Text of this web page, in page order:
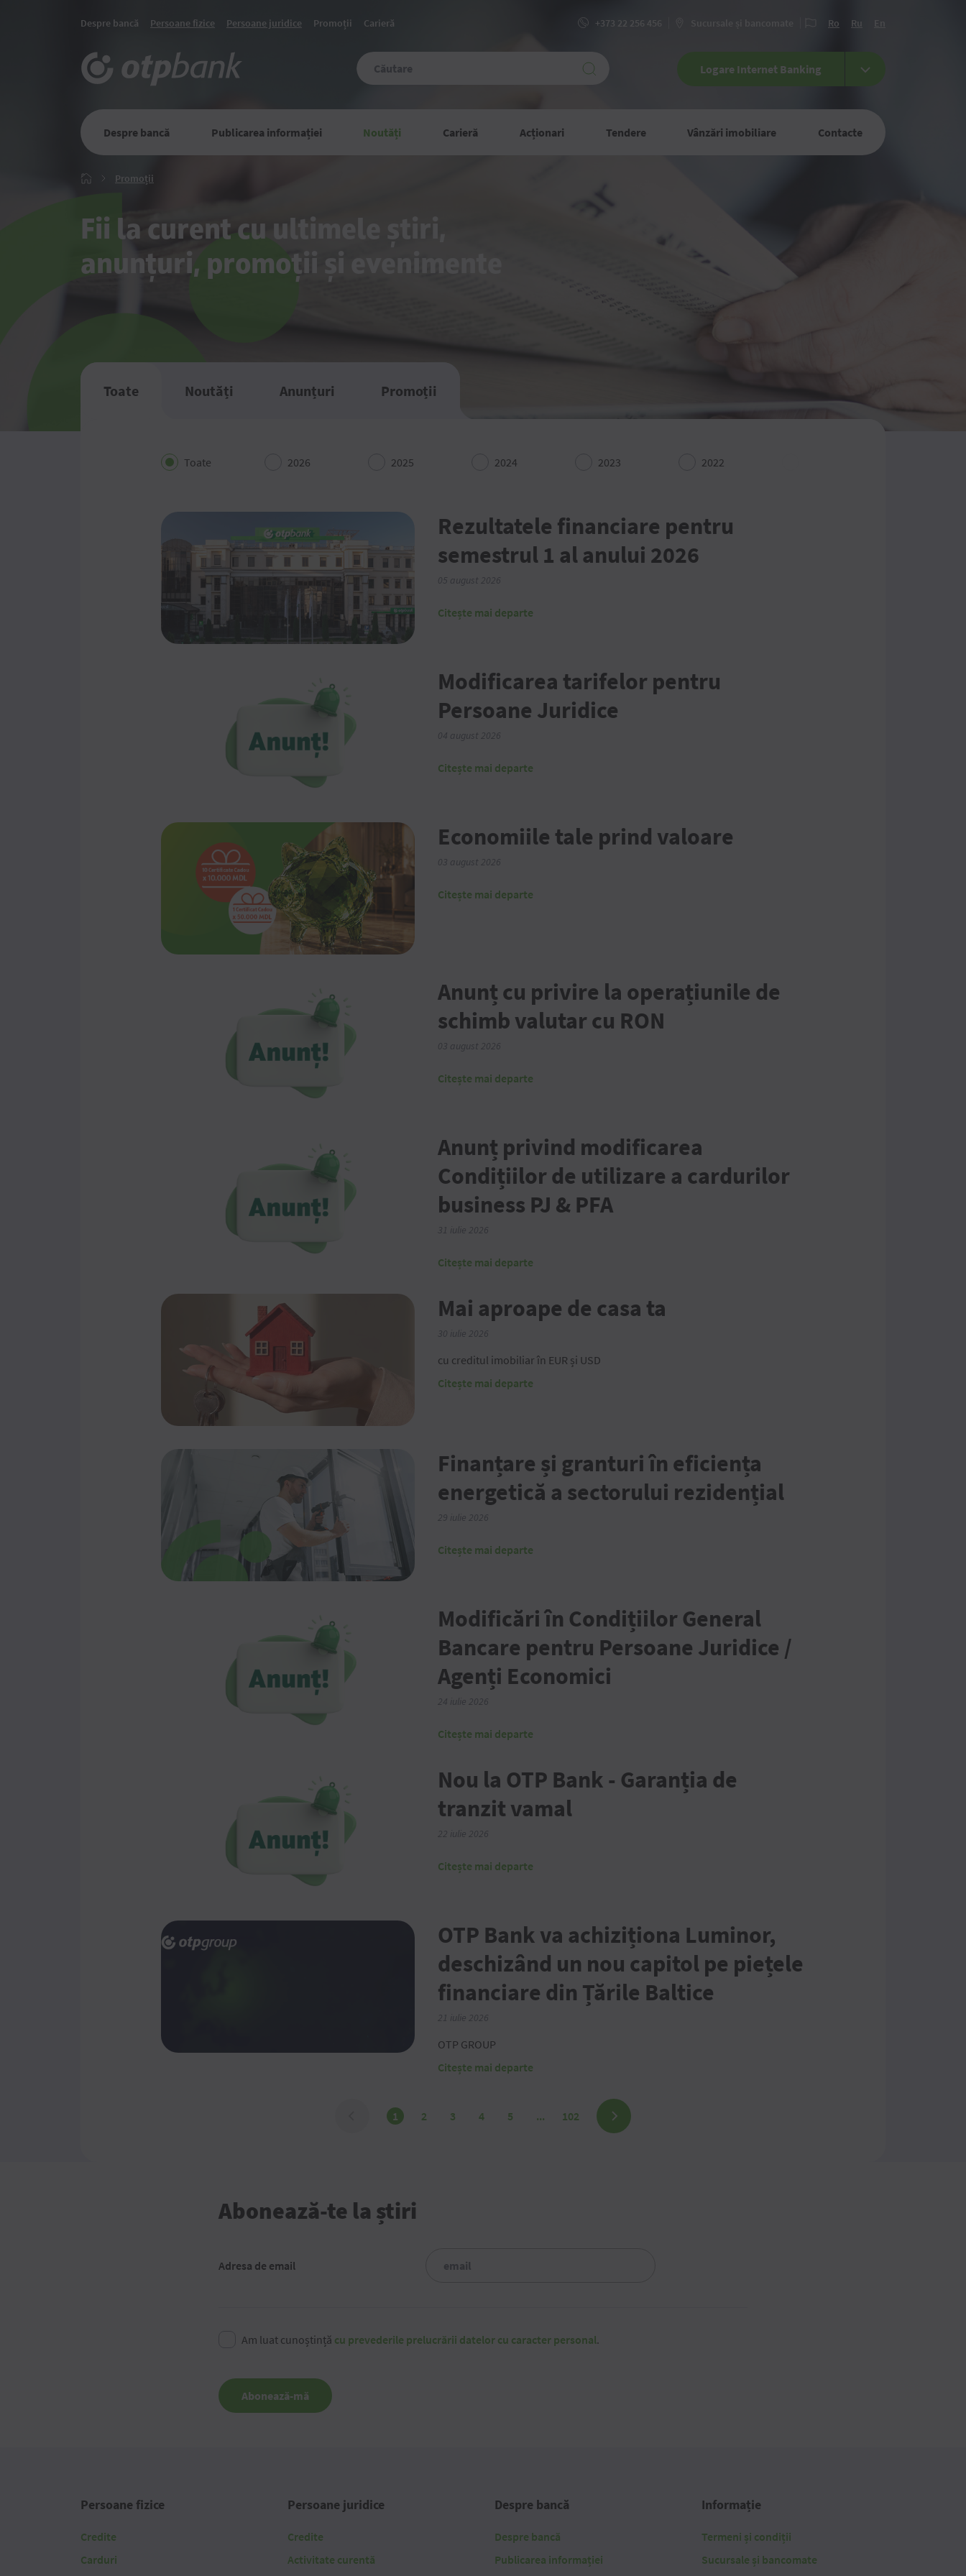
Despre bancă Persoane fizice Persoane juridice Promoții Carieră +373 22 256 456 Ro Ru En
Logare Internet Banking
Despre bancă Publicarea informației Noutăți Carieră Acționari Tendere Vânzări imobiliare Contacte
Promoții
Fii la curent cu ultimele știri,
anunțuri, promoții și evenimente
Toate Noutăți Anunțuri Promoții
Toate 2026 2025 2024 2023 2022
Rezultatele financiare pentru
semestrul 1 al anului 2026
05 august 2026
Citește mai departe
Modificarea tarifelor pentru
Persoane Juridice
04 august 2026
Citește mai departe
Economiile tale prind valoare
03 august 2026
Citește mai departe
Anunț cu privire la operațiunile de
schimb valutar cu RON
03 august 2026
Citește mai departe
Anunț privind modificarea
Condițiilor de utilizare a cardurilor
business PJ & PFA
31 iulie 2026
Citește mai departe
Mai aproape de casa ta
30 iulie 2026
cu creditul imobiliar în EUR și USD
Citește mai departe
Finanțare și granturi în eficiența
energetică a sectorului rezidențial
29 iulie 2026
Citește mai departe
Modificări în Condițiilor General
Bancare pentru Persoane Juridice /
Agenți Economici
24 iulie 2026
Citește mai departe
Nou la OTP Bank - Garanția de
tranzit vamal
22 iulie 2026
Citește mai departe
OTP Bank va achiziționa Luminor,
deschizând un nou capitol pe piețele
financiare din Țările Baltice
21 iulie 2026
OTP GROUP
Citește mai departe
1 2 3 4 5 ... 102
Abonează-te la știri
Adresa de email
Am luat cunoștință cu prevederile prelucrării datelor cu caracter personal.
Abonează-mă
Persoane fizice
Credite
Carduri
Persoane juridice
Credite
Activitate curentă
Despre bancă
Despre bancă
Publicarea informației
Informație
Termeni și condiții
Sucursale și bancomate